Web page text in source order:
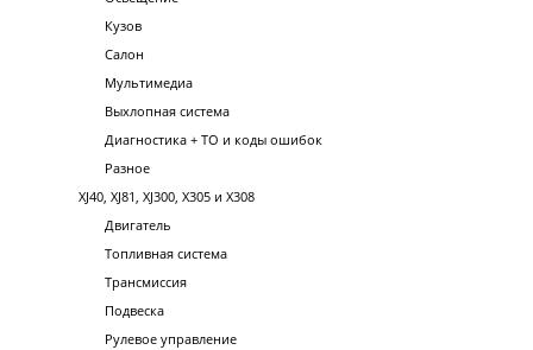
Кузов
Салон
Мультимедиа
Выхлопная система
Диагностика + ТО и коды ошибок
Разное
XJ40, XJ81, XJ300, X305 и X308
Двигатель
Топливная система
Трансмиссия
Подвеска
Рулевое управление